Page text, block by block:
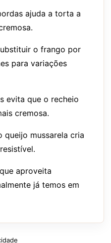
ajuda a torta a
o frango por
para variações
evita que o recheio
cremosa.
queijo mussarela cria
aproveita
já temos em